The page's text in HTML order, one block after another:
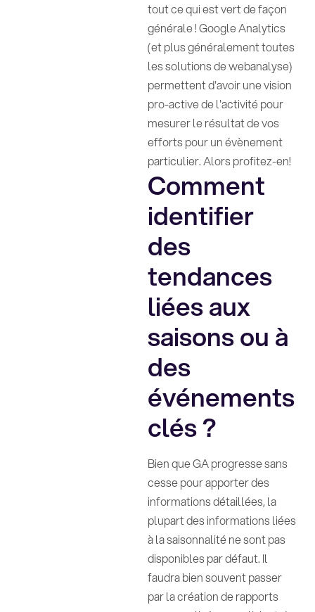
tout ce qui est vert de façon
générale ! Google Analytics
(et plus généralement toutes
les solutions de webanalyse)
permettent d'avoir une vision
pro-active de l'activité pour
mesurer le résultat de vos
efforts pour un évènement
particulier. Alors profitez-en!
Comment
identifier
des
tendances
liées aux
saisons ou à
des
événements
clés ?
Bien que GA progresse sans
cesse pour apporter des
informations détaillées, la
plupart des informations liées
à la saisonnalité ne sont pas
disponibles par défaut. Il
faudra bien souvent passer
par la création de rapports